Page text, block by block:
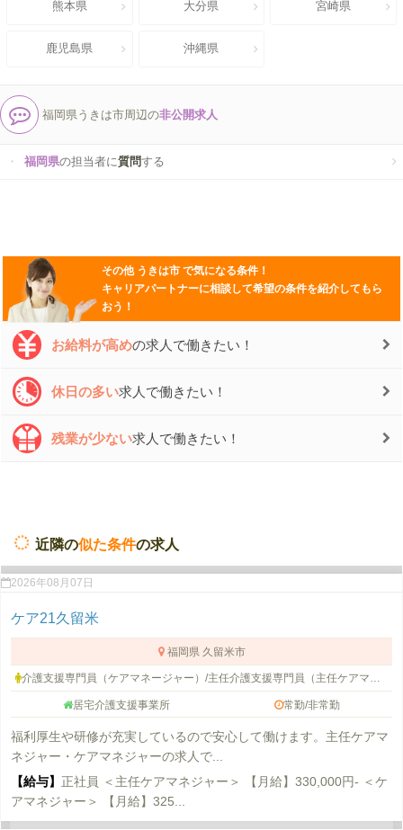
熊本県 大分県 宮崎県
鹿児島県 沖縄県
福岡県うきは市周辺の非公開求人
福岡県の担当者に質問する
その他 うきは市 で気になる条件！
キャリアパートナーに相談して希望の条件を紹介してもら
おう！
お給料が高めの求人で働きたい！
休日の多い求人で働きたい！
残業が少ない求人で働きたい！
近隣の似た条件の求人
2026年08月07日
ケア21久留米
福岡県 久留米市
介護支援専門員（ケアマネージャー）/主任介護支援専門員（主任ケアマネージャー）
居宅介護支援事業所 常勤/非常勤
福利厚生や研修が充実しているので安心して働けます。主任ケアマ
ネジャー・ケアマネジャーの求人で...
【給与】 正社員 ＜主任ケアマネジャー＞ 【月給】330,000円- ＜ケ
アマネジャー＞ 【月給】325...